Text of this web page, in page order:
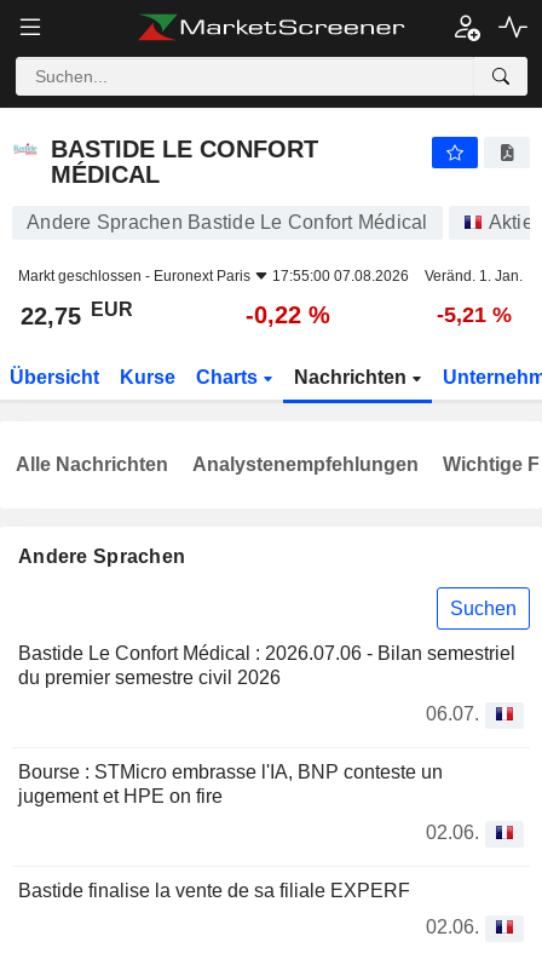
BASTIDE LE CONFORT
MÉDICAL
Andere Sprachen Bastide Le Confort Médical
Markt geschlossen - Euronext Paris 17:55:00 07.08.2026 Veränd. 1. Jan.
22,75 EUR -0,22 % -5,21 %
Übersicht Kurse Charts Nachrichten
Andere Sprachen
Suchen
Bastide Le Confort Médical : 2026.07.06 - Bilan semestriel
du premier semestre civil 2026
06.07.
Bourse : STMicro embrasse l'IA, BNP conteste un
jugement et HPE on fire
02.06.
Bastide finalise la vente de sa filiale EXPERF
02.06.
Alle Nachrichten Analystenempfehlungen Wichtige